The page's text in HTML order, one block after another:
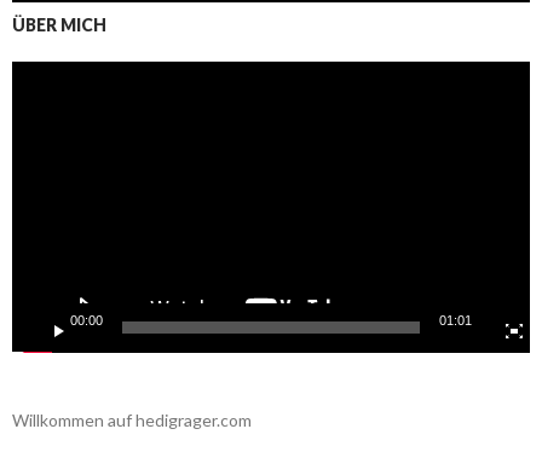
ÜBER MICH
00:00 01:01
Willkommen auf hedigrager.com